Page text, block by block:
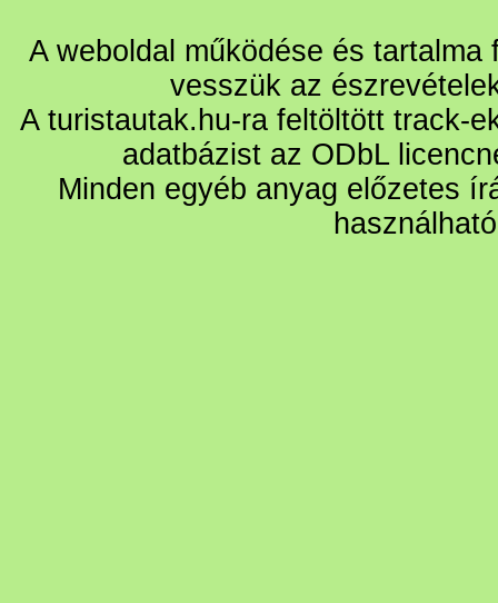
A weboldal működése és
vesszük az
A turistautak.hu-ra feltöltött track-
adatbázist az ODbL
Minden egyéb anyag előzetes